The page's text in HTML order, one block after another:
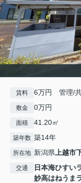
賃料 6万円 管理/
敷金 0万円
面積 41.20㎡
築年数 築14年
所在地 新潟県上越市
交通 日本海ひすい
妙高はねうま